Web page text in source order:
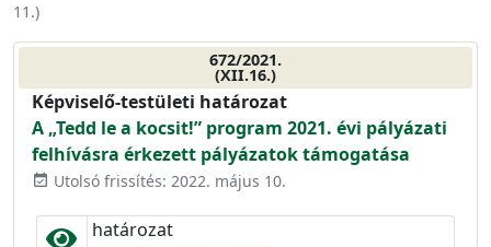
11.)
672/2021.
(XII.16.)
Képviselő-testületi határozat
A „Tedd le a kocsit!” program 2021. évi pályázati
felhívásra érkezett pályázatok támogatása
event_available Utolsó frissítés: 2022. május 10.
határozat